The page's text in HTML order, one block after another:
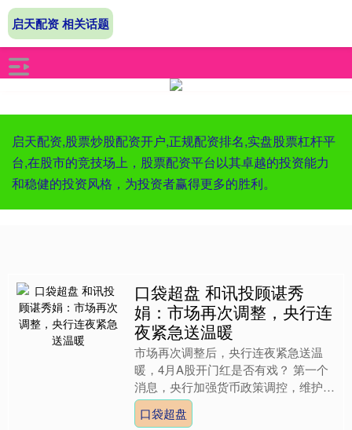
启天配资,股票炒股配资开户,正规配资排名,实盘股票杠杆平
台,在股市的竞技场上，股票配资平台以其卓越的投资能力
和稳健的投资风格，为投资者赢得更多的胜利。
启天配资 相关话题
口袋超盘 和讯投顾谌秀
娟：市场再次调整，央行连
夜紧急送温暖
市场再次调整后，央行连夜紧急送温
暖，4月A股开门红是否有戏？ 第一个
消息，央行加强货币政策调控，维护金
融市场稳定运行。周二沪指高开冲高，
尝试回补前期大跌留下的缺....
口袋超盘